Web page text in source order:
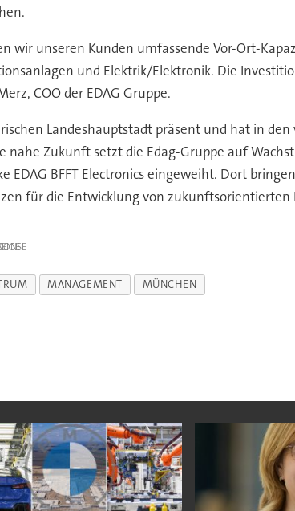
wir unseren Kunden umfassende Vor-Ort-
und Elektrik/Elektronik. Die
COO der EDAG Gruppe.
Landeshauptstadt präsent und hat in
Zukunft setzt die Edag-Gruppe auf
EDAG BFFT Electronics eingeweiht. Dort
für die Entwicklung von
MANAGEMENT MÜNCHEN